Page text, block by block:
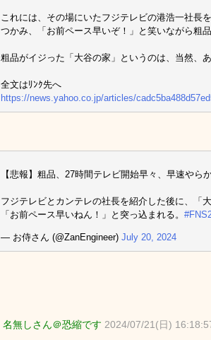
これには、その場にいたフジテレビの港浩一社長
つかみ、「お前ペース早いぞ！」と笑いながら粗品
粗品がイジった「大谷の家」というのは、当然、
全文はﾘﾝｸ先へ
https://news.yahoo.co.jp/articles/
【悲報】粗品、27時間テレビ開始早々、早速やら
フジテレビとカンテレの社長を紹介した後に、「
「お前ペース早いねん！」と突っ込まれる。
— お侍さん (@ZanEngineer) July 20, 2024
名無しさん＠恐縮です 2024/07/21(日)